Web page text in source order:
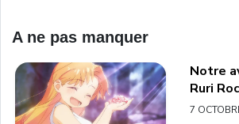
A ne pas manquer
Notre
Ruri
7